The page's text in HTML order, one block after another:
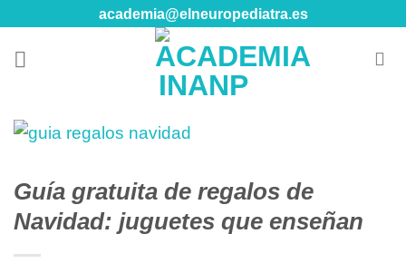
content
academia@elneuropediatra.es
Guía gratuita de regalos de
Navidad: juguetes que enseñan